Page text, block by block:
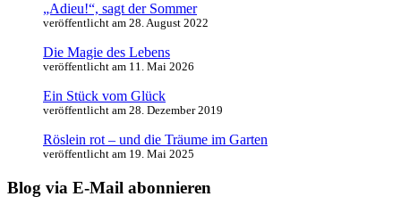
„Adieu!“, sagt der Sommer
veröffentlicht am 28. August 2022
Die Magie des Lebens
veröffentlicht am 11. Mai 2026
Ein Stück vom Glück
veröffentlicht am 28. Dezember 2019
Röslein rot – und die Träume im Garten
veröffentlicht am 19. Mai 2025
Blog via E-Mail abonnieren